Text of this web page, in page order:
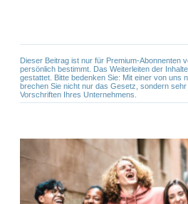
Dieser Beitrag ist nur für Premium-Abonnenten
persönlich bestimmt. Das Weiterleiten der
gestattet. Bitte bedenken Sie: Mit einer von uns
brechen Sie nicht nur das Gesetz, sondern
Vorschriften Ihres Unternehmens.